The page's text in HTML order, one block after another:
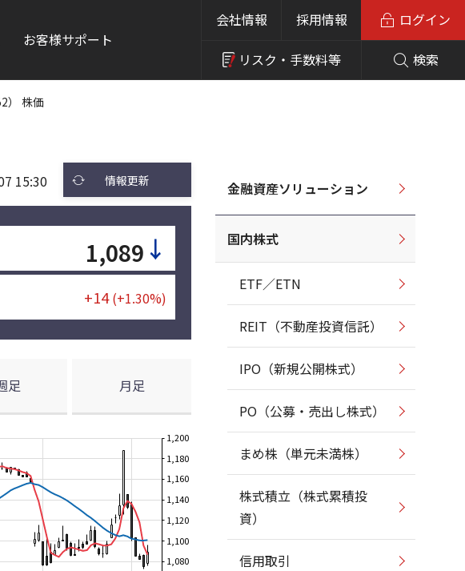
お客様サポート
会社情報 採用情報
リスク・ 手数料等 検索
ログイン
） 株価
15:30 情報更新
1,089 ↓
+14(+1.30%)
足 月足
1,080
1,100
1,120
1,140
1,160
1,180
1,200
金融資産ソリューション
国内株式
ETF／ETN
REIT（不動産投資信託）
IPO（新規公開株式）
PO（公募・売出し株式）
まめ株（単元未満株）
株式積立（株式累積投
資）
信用取引